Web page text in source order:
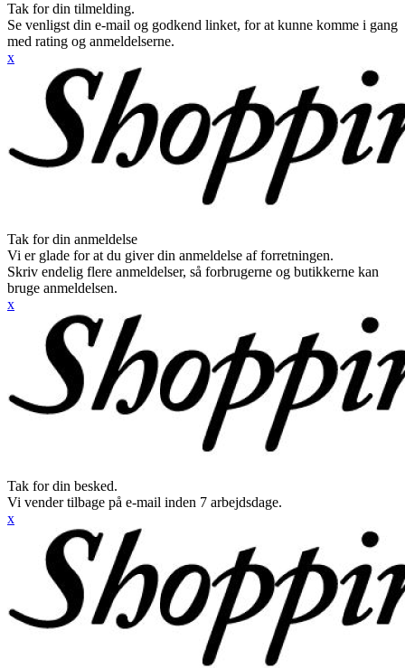
Tak for din tilmelding.
Se venligst din e-mail og godkend linket, for at kunne komme i gang
med rating og anmeldelserne.
x
Tak for din anmeldelse
Vi er glade for at du giver din anmeldelse af forretningen.
Skriv endelig flere anmeldelser, så forbrugerne og butikkerne kan
bruge anmeldelsen.
x
Tak for din besked.
Vi vender tilbage på e-mail inden 7 arbejdsdage.
x